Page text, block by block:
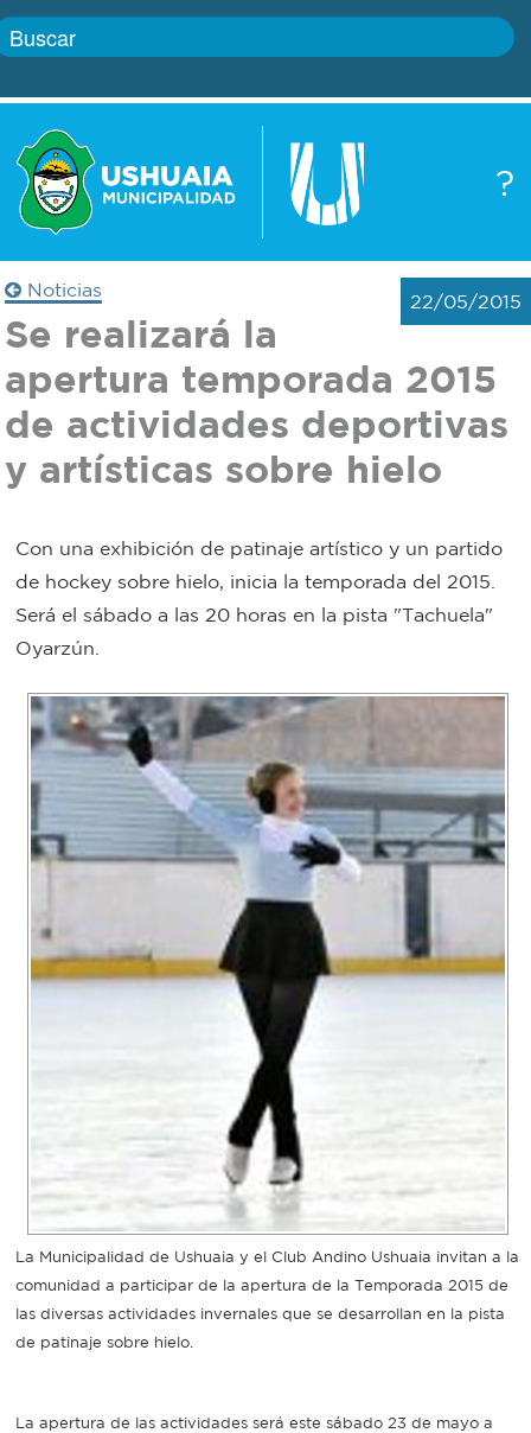
?
Boletín
Defensa
civil
Bromatología
Municipal
Mi
bondi
Recorrido
Gobierno
Trámites
Transparencia
Actualidad
Personal
municipal
Noticias
22/05/2015
Se realizará la
apertura temporada 2015
de actividades deportivas
y artísticas sobre hielo
Con una exhibición de patinaje artístico y un partido
de hockey sobre hielo, inicia la temporada del 2015.
Será el sábado a las 20 horas en la pista "Tachuela"
Oyarzún.
La Municipalidad de Ushuaia y el Club Andino Ushuaia invitan a la
comunidad a participar de la apertura de la Temporada 2015 de
las diversas actividades invernales que se desarrollan en la pista
de patinaje sobre hielo.
La apertura de las actividades será este sábado 23 de mayo a